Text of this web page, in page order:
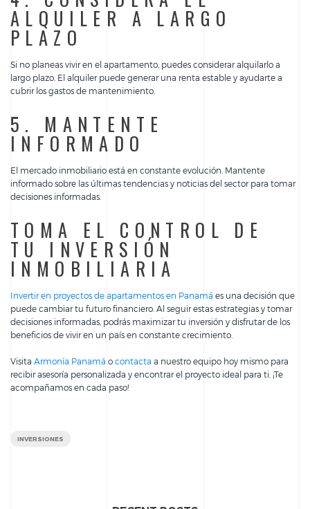
ALQUILER A LARGO
PLAZO
Si no planeas vivir en el apartamento, puedes considerar alquilarlo a
largo plazo. El alquiler puede generar una renta estable y ayudarte a
cubrir los gastos de mantenimiento.
5. MANTENTE
INFORMADO
El mercado inmobiliario está en constante evolución. Mantente
informado sobre las últimas tendencias y noticias del sector para tomar
decisiones informadas.
TOMA EL CONTROL DE
TU INVERSIÓN
INMOBILIARIA
Invertir en proyectos de apartamentos en Panamá es una decisión que
puede cambiar tu futuro financiero. Al seguir estas estrategias y tomar
decisiones informadas, podrás maximizar tu inversión y disfrutar de los
beneficios de vivir en un país en constante crecimiento.
Visita Armonía Panamá o contacta a nuestro equipo hoy mismo para
recibir asesoría personalizada y encontrar el proyecto ideal para ti. ¡Te
acompañamos en cada paso!
INVERSIONES